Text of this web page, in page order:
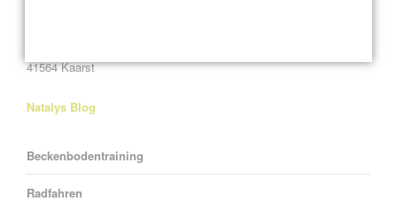
41564 Kaarst
Natalys Blog
Beckenbodentraining
Radfahren